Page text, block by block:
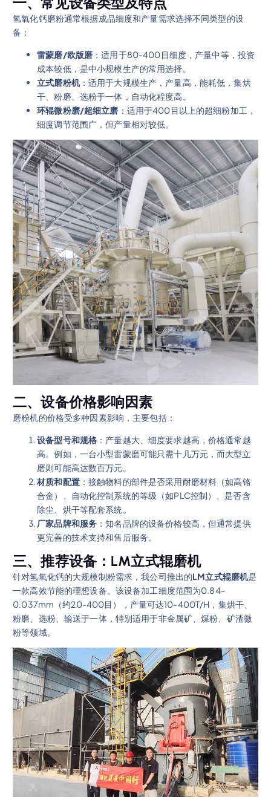
氢氧化钙磨粉通常根据成品细度和产量需求选择不同类型的设
备：
雷蒙磨/欧版磨 ：适用于80-400目细度，产量中等，投资
成本较低，是中小规模生产的常用选择。
立式磨粉机：适用于大规模生产，产量高，能耗低，集烘
干、粉磨、选粉于一体，自动化程度高。
环辊微粉磨/超细立磨 ：适用于400目以上的超细粉加工，
细度调节范围广，但产量相对较低。
二、设备价格影响因素
磨粉机的价格受多种因素影响，主要包括：
设备型号和规格 ：产量越大、细度要求越高，价格通常越
高。例如，一台小型雷蒙磨可能只需十几万元，而大型立
磨则可能高达数百万元。
材质和配置：接触物料的部件是否采用耐磨材料（如高铬
合金）、自动化控制系统的等级（如PLC控制）、是否含
除尘、烘干等配套系统。
厂家品牌和服务 ：知名品牌的设备价格较高，但通常提供
更完善的技术支持和售后服务。
三、推荐设备：LM立式辊磨机
针对氢氧化钙的大规模制粉需求，我公司推出的LM立式辊磨机是
一款高效节能的理想设备。该设备加工细度范围为0.84-
0.037mm（约20-400目），产量可达10-400T/H，集烘干、
粉磨、选粉、输送于一体，特别适用于非金属矿、煤粉、矿渣微
粉等领域。